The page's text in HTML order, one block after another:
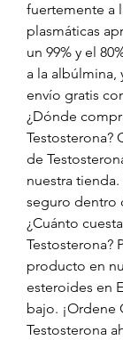
fuertemente a
plasmáticas
un 99% y el
a la albúlmina,
envío gratis
¿Dónde
Testosterona?
de
nuestra
seguro dentro
¿Cuánto
Testosterona?
producto en
esteroides en
bajo. ¡Ordene
Testosterona